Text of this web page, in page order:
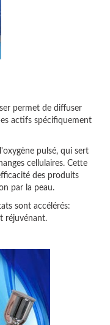
permet de diffuser
actifs spécifiquement
pulsé, qui sert
cellulaires. Cette
des produits
par la peau.
sont accélérés:
réjuvénant.